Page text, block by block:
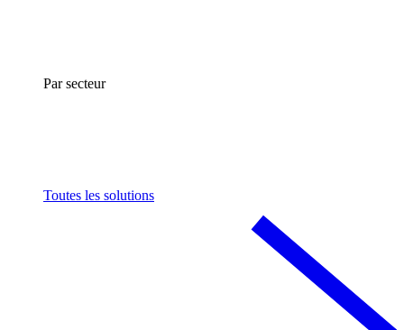
Par secteur
Toutes les solutions